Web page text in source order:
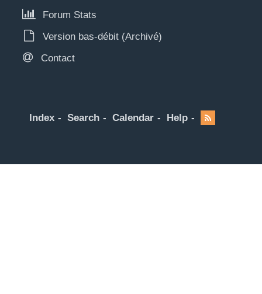
Forum Stats
Version bas-débit (Archivé)
Contact
Index Search Calendar Help